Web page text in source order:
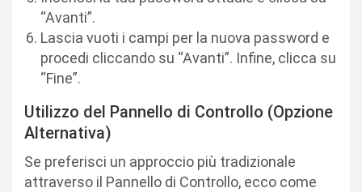
“Avanti”.
Lascia vuoti i campi per la nuova password e
procedi cliccando su “Avanti”. Infine, clicca su
“Fine”.
Utilizzo del Pannello di Controllo (Opzione
Alternativa)
Se preferisci un approccio più tradizionale
attraverso il Pannello di Controllo, ecco come